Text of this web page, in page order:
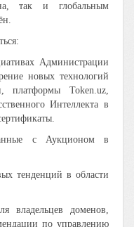
так и глобальным
Администрации
новых технологий
платформы Token.uz,
Интеллекта в
с Аукционом в
тенденций в области
владельцев доменов,
по управлению